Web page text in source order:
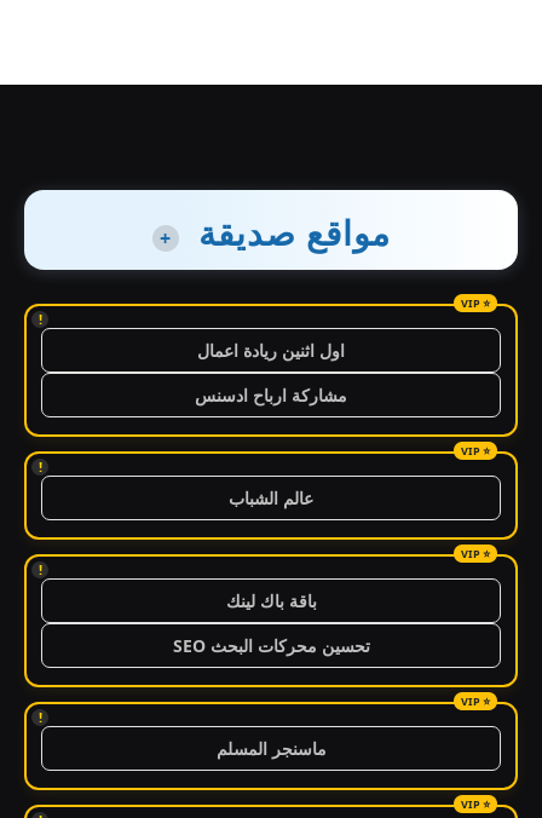
مواقع صديقة +
!
اول اثنين ريادة اعمال
مشاركة ارباح ادسنس
!
عالم الشباب
!
باقة باك لينك
تحسين محركات البحث SEO
!
ماسنجر المسلم